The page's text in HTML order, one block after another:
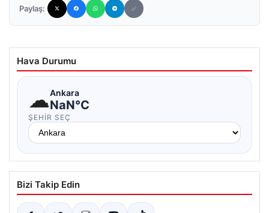
Paylaş:
Hava Durumu
☁Ankara
NaN°C
ŞEHIR SEÇ
Bizi Takip Edin